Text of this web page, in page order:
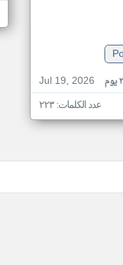
Jul 19, 2026
عدد الكلمات: ٢٢٣